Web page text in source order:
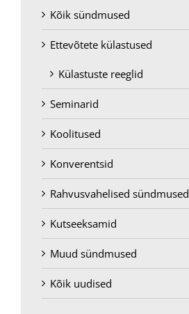
Kõik sündmused
Ettevõtete külastused
Külastuste reeglid
Seminarid
Koolitused
Konverentsid
Rahvusvahelised sündmused
Kutseeksamid
Muud sündmused
Kõik uudised